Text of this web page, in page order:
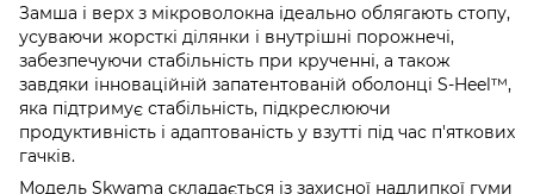
Замша і верх з мікроволокна ідеально облягають стопу,
усуваючи жорсткі ділянки і внутрішні порожнечі,
забезпечуючи стабільність при крученні, а також
завдяки інноваційній запатентованій оболонці S-Heel™,
яка підтримує стабільність, підкреслюючи
продуктивність і адаптованість у взутті під час п'яткових
гачків.
Модель Skwama складається із захисної надлипкої гуми